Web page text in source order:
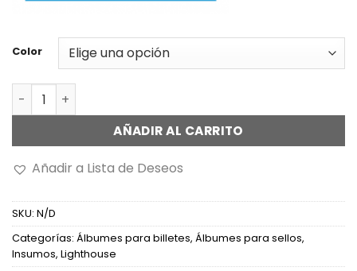
Color
Álbum Vario F c/estuche s/hojas cantidad
AÑADIR AL CARRITO
Añadir a Lista de Deseos
SKU: N/D
Categorías: Álbumes para billetes, Álbumes para sellos,
Insumos, Lighthouse